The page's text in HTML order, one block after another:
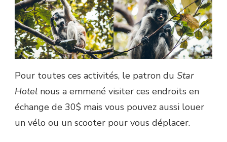
Pour toutes ces activités, le patron du Star
Hotel nous a emmené visiter ces endroits en
échange de 30$ mais vous pouvez aussi louer
un vélo ou un scooter pour vous déplacer.